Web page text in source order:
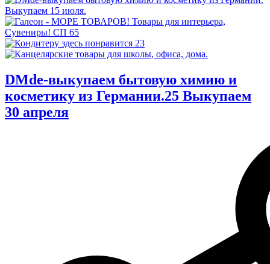
DMde-выкупаем бытовую химию и
косметику из Германии.25 Выкупаем
30 апреля